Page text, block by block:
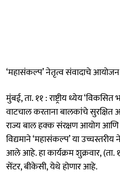
‘महासंकल्प’ नेतृत्व संवादाचे आयोजन
मुंबई, ता. ११ : राष्ट्रीय ध्येय
वाटचाल करताना बालकांचे सुरक्षित
राज्य बाल हक्क संरक्षण आयोग आणि
विद्यमाने ‘महासंकल्प’ या
आले आहे. हा कार्यक्रम शुक्रवार, (ता.
सेंटर, बीकेसी, येथे होणार आहे.